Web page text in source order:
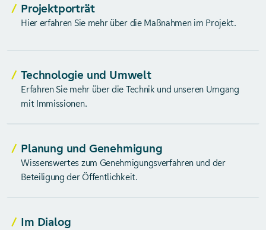
Projektporträt
Hier erfahren Sie mehr über die Maßnahmen im Projekt.
Technologie und Umwelt
Erfahren Sie mehr über die Technik und unseren Umgang
mit Immissionen.
Planung und Genehmigung
Wissenswertes zum Genehmigungsverfahren und der
Beteiligung der Öffentlichkeit.
Im Dialog